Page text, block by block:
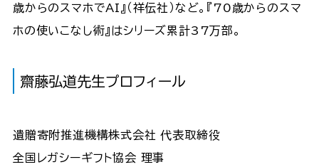
歳からのスマホでAI』（祥伝社）など。『70歳からのスマ
ホの使いこなし術』はシリーズ累計37万部。
齋藤弘道先生プロフィール
遺贈寄附推進機構株式会社 代表取締役
全国レガシーギフト協会 理事